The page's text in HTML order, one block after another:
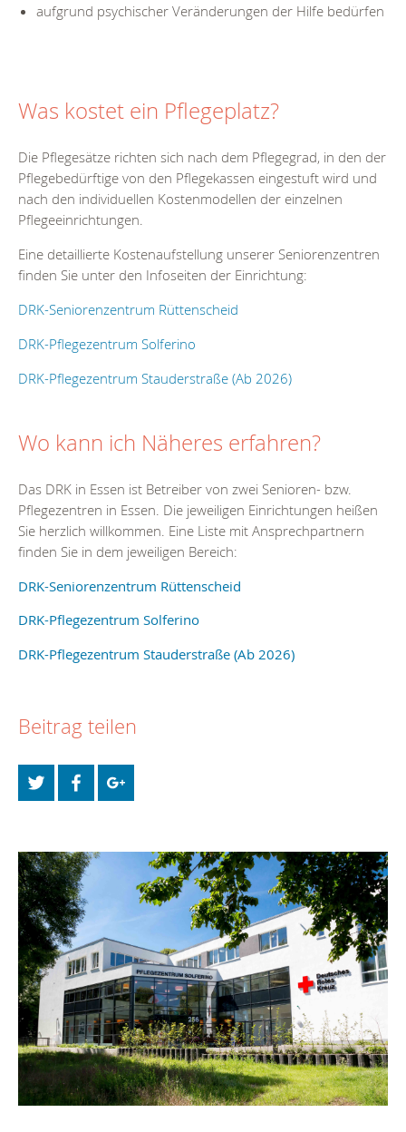
aufgrund psychischer Veränderungen der Hilfe bedürfen
Was kostet ein Pflegeplatz?
Die Pflegesätze richten sich nach dem Pflegegrad, in den der
Pflegebedürftige von den Pflegekassen eingestuft wird und
nach den individuellen Kostenmodellen der einzelnen
Pflegeeinrichtungen.
Eine detaillierte Kostenaufstellung unserer Seniorenzentren
finden Sie unter den Infoseiten der Einrichtung:
DRK-Seniorenzentrum Rüttenscheid
DRK-Pflegezentrum Solferino
DRK-Pflegezentrum Stauderstraße (Ab 2026)
Wo kann ich Näheres erfahren?
Das DRK in Essen ist Betreiber von zwei Senioren- bzw.
Pflegezentren in Essen. Die jeweiligen Einrichtungen heißen
Sie herzlich willkommen. Eine Liste mit Ansprechpartnern
finden Sie in dem jeweiligen Bereich:
DRK-Seniorenzentrum Rüttenscheid
DRK-Pflegezentrum Solferino
DRK-Pflegezentrum Stauderstraße (Ab 2026)
Beitrag teilen